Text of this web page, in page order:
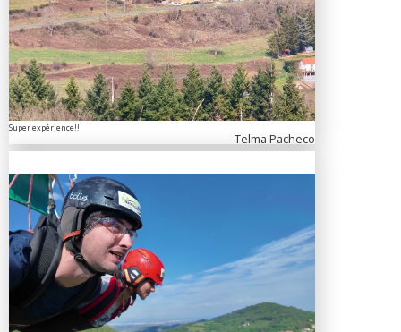
Super expérience!!
Telma Pacheco